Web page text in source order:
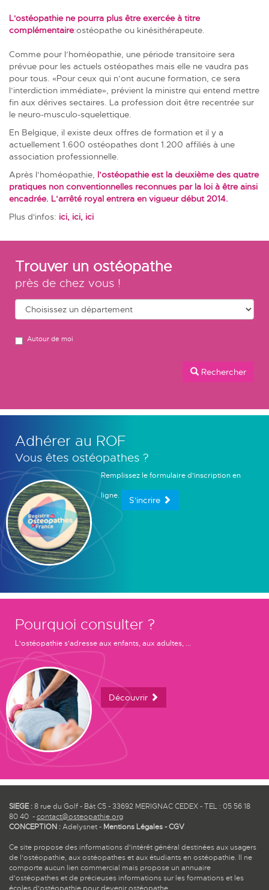
L'ostéopathie ne pourra plus être exercée à titre
complémentaire:ostéopathe ou kinésithérapeute.
Comme pour l’homéopathie, une période transitoire sera
prévue pour les actuels ostéopathes mais elle ne vaudra pas
pour tous. «Pour ceux qui n’ont aucune formation, ce sera
l’interdiction immédiate», prévient la ministre qui entend mettre
fin aux dérives sectaires. La profession doit être recentrée sur
le neuro-musculo-squelettique.
En Belgique, il existe deux offres de formation et il y a
actuellement 1.600 ostéopathes dont 1.200 affiliés à une
association professionnelle.
Après l’homéopathie, l’ostéopathie est la deuxième des quatre
pratiques non conventionnelles reconnues par la loi à être ainsi
encadrée. L’arrêté royal entrera en vigueur début 2014.
Plus d'infos: ici, ici, ici
Trouver un ostéopathe
près de chez vous !
Autour de moi
Rechercher
Adhérer au ROF
Vous êtes ostéopathes ?
Remplissez le formulaire d'inscription en
ligne. S'incrire
Pourquoi consulter ?
L'ostéopathie s'adresse aux enfants, aux adultes, ...
Découvrir
SIEGE :8 rue du Golf - Bât C5 - 33692 MERIGNAC CEDEX - TEL : 05 56 18
80 40 -contact@osteopathie.org
CONCEPTION :Adelysnet- Mentions Légales-CGV
Ce site propose des informations d'intérêt général destinées aux usagers
de l'ostéopathie, aux ostéopathes et aux étudiants en ostéopathie. Il ne
comporte aucun lien commercial mais propose un annuaire
d'ostéopathes et de précieuses informations sur les formations et les